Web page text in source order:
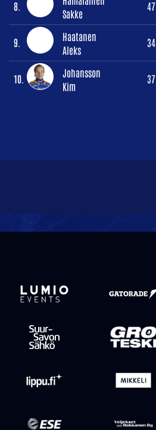
8.
Sakke
47
9.
Haatanen
Aleks
34
10.
Johansson
Kim
37